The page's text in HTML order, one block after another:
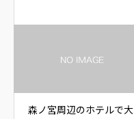
森ノ宮周辺のホテルで大